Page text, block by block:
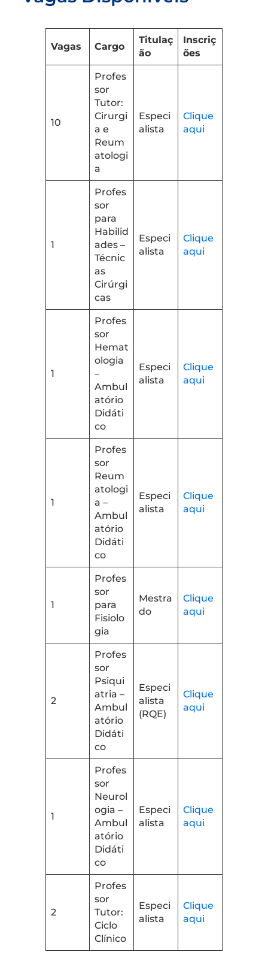
Vagas Cargo
Titulaç
ão
Inscriç
ões
10
Profes
sor
Tutor:
Cirurgi
a e
Reum
atologi
a
Especi
alista
Clique
aqui
1
Profes
sor
para
Habilid
ades –
Técnic
as
Cirúrgi
cas
Especi
alista
Clique
aqui
1
Profes
sor
Hemat
ologia
–
Ambul
atório
Didáti
co
Especi
alista
Clique
aqui
1
Profes
sor
Reum
atologi
a –
Ambul
atório
Didáti
co
Especi
alista
Clique
aqui
1
Profes
sor
para
Fisiolo
gia
Mestra
do
Clique
aqui
2
Profes
sor
Psiqui
atria –
Ambul
atório
Didáti
co
Especi
alista
(RQE)
Clique
aqui
1
Profes
sor
Neurol
ogia –
Ambul
atório
Didáti
co
Especi
alista
Clique
aqui
2
Profes
sor
Tutor:
Ciclo
Clínico
Especi
alista
Clique
aqui